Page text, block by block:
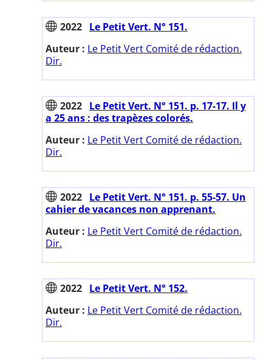
2022 Le Petit Vert. N° 151.
Auteur : Le Petit Vert Comité de rédaction.
Dir.
2022 Le Petit Vert. N° 151. p. 17-17. Il y
a 25 ans : des trapèzes colorés.
Auteur : Le Petit Vert Comité de rédaction.
Dir.
2022 Le Petit Vert. N° 151. p. 55-57. Un
cahier de vacances non apprenant.
Auteur : Le Petit Vert Comité de rédaction.
Dir.
2022 Le Petit Vert. N° 152.
Auteur : Le Petit Vert Comité de rédaction.
Dir.